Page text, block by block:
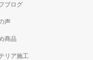
ブログ
声
商品
リア施工